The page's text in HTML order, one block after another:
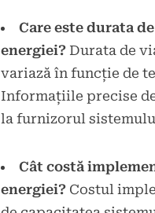
Care este durata
energiei? Durata de
variază în funcție de
Informațiile precise
la furnizorul
Cât costă
energiei? Costul